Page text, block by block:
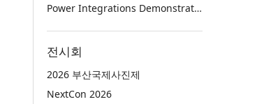
Power Integrations Demonstrates World’s First 2200 V GaN Technology for Next-Era High-Voltage Power Systems
전시회
2026 부산국제사진제
NextCon 2026